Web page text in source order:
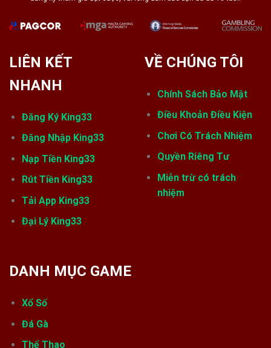
LIÊN KẾT
NHANH
Đăng Ký King33
Đăng Nhập King33
Nạp Tiền King33
Rút Tiền King33
Tải App King33
Đại Lý King33
VỀ CHÚNG TÔI
Chính Sách Bảo Mật
Điều Khoản Điều Kiện
Chơi Có Trách Nhiệm
Quyền Riêng Tư
Miễn trừ có trách
nhiệm
DANH MỤC GAME
Xổ Số
Đá Gà
Thể Thao